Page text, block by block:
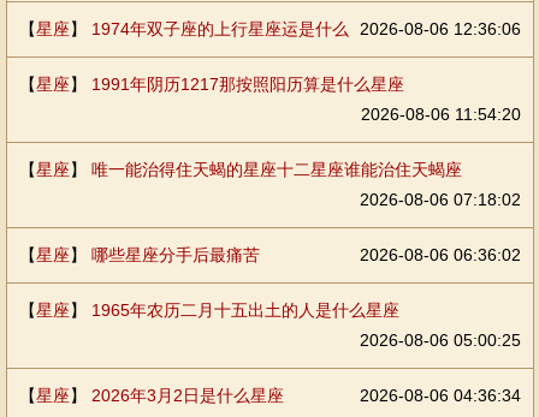
【星座】 1974年双子座的上行星座运是什么 2026-08-06 12:36:06
【星座】 1991年阴历1217那按照阳历算是什么星座
2026-08-06 11:54:20
【星座】 唯一能治得住天蝎的星座十二星座谁能治住天蝎座
2026-08-06 07:18:02
【星座】 哪些星座分手后最痛苦 2026-08-06 06:36:02
【星座】 1965年农历二月十五出土的人是什么星座
2026-08-06 05:00:25
【星座】 2026年3月2日是什么星座 2026-08-06 04:36:34